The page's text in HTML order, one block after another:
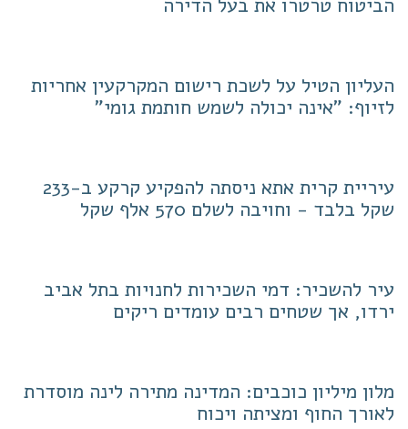
הביטוח טרטרו את בעל הדירה
העליון הטיל על לשכת רישום המקרקעין אחריות
לזיוף: "אינה יכולה לשמש חותמת גומי"
עיריית קרית אתא ניסתה להפקיע קרקע ב-233
שקל בלבד - וחויבה לשלם 570 אלף שקל
עיר להשכיר: דמי השכירות לחנויות בתל אביב
ירדו, אך שטחים רבים עומדים ריקים
מלון מיליון כוכבים: המדינה מתירה לינה מוסדרת
לאורך החוף ומציתה ויכוח